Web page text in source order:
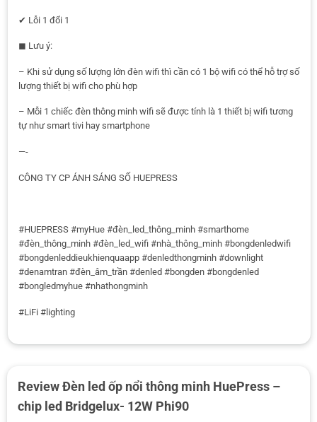
✔ Lỗi 1 đổi 1
◼ Lưu ý:
– Khi sử dụng số lượng lớn đèn wifi thì cần có 1 bộ wifi có thể hỗ trợ số
lượng thiết bị wifi cho phù hợp
– Mỗi 1 chiếc đèn thông minh wifi sẽ được tính là 1 thiết bị wifi tương
tự như smart tivi hay smartphone
—-
CÔNG TY CP ÁNH SÁNG SỐ HUEPRESS
#HUEPRESS #myHue #đèn_led_thông_minh #smarthome
#đèn_thông_minh #đèn_led_wifi #nhà_thông_minh #bongdenledwifi
#bongdenleddieukhienquaapp #denledthongminh #downlight
#denamtran #đèn_âm_trần #denled #bongden #bongdenled
#bongledmyhue #nhathongminh
#LiFi #lighting
Review Đèn led ốp nổi thông minh HuePress –
chip led Bridgelux- 12W Phi90